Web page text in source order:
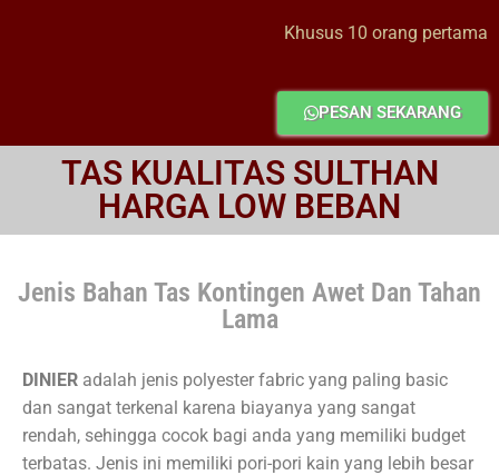
Khusus 10 orang pertama
PESAN SEKARANG
TAS KUALITAS SULTHAN
HARGA LOW BEBAN
Jenis Bahan Tas Kontingen Awet Dan Tahan
Lama
DINIER adalah jenis polyester fabric yang paling basic
dan sangat terkenal karena biayanya yang sangat
rendah, sehingga cocok bagi anda yang memiliki budget
terbatas. Jenis ini memiliki pori-pori kain yang lebih besar